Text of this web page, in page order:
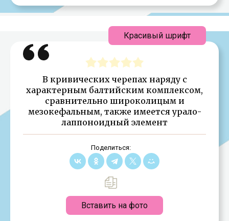
В кривических черепах наряду с
характерным балтийским комплексом,
сравнительно широколицым и
мезокефальным, также имеется урало-
лаппоноидный элемент
Поделиться:
Вставить на фото
Красивый шрифт